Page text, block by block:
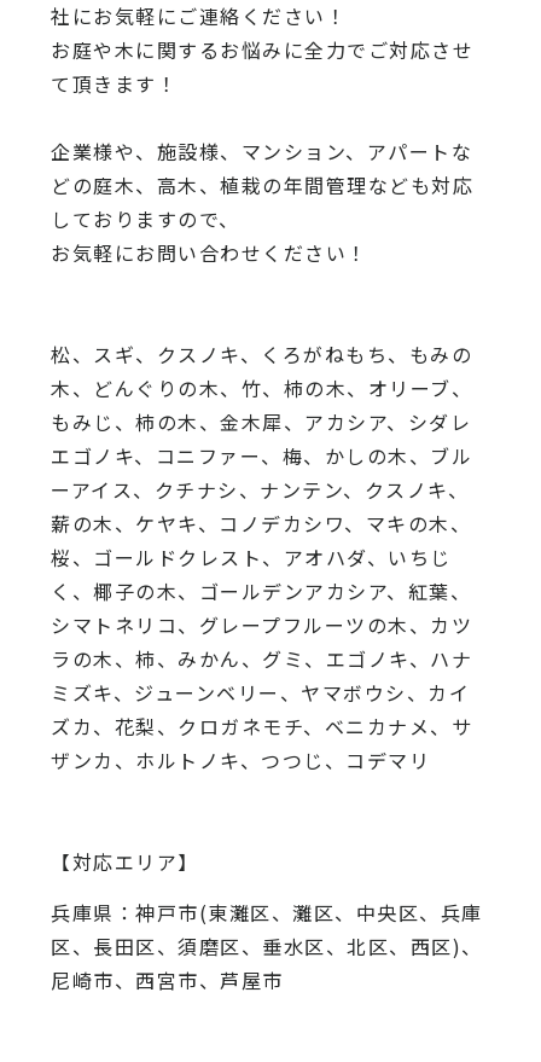
社にお気軽にご連絡ください！
お庭や木に関するお悩みに全力でご対応させ
て頂きます！
企業様や、施設様、マンション、アパートな
どの庭木、高木、植栽の年間管理なども対応
しておりますので、
お気軽にお問い合わせください！
松、スギ、クスノキ、くろがねもち、もみの
木、どんぐりの木、 竹、柿の木、オリーブ、
もみじ、柿の木、金木犀、アカシア、 シダレ
エゴノキ、コニファー、梅、かしの木、ブル
ーアイス、 クチナシ、ナンテン、クスノキ、
薪の木、ケヤキ、コノデカシワ、マキの木、
桜、 ゴールドクレスト、アオハダ、いちじ
く、椰子の木、 ゴールデンアカシア、紅葉、
シマトネリコ、 グレープフルーツの木、カツ
ラの木、柿、みかん、グミ、 エゴノキ、ハナ
ミズキ、ジューンベリー、ヤマボウシ、カイ
ズカ、 花梨、クロガネモチ、ベニカナメ、サ
ザンカ、ホルトノキ、 つつじ、コデマリ
【対応エリア】
兵庫県：神戸市(東灘区、灘区、中央区、兵庫
区、長田区、須磨区、垂水区、北区、西区)、
尼崎市、西宮市、芦屋市